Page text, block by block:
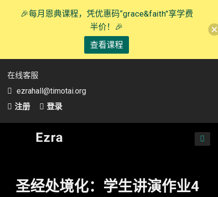
在线客服
ezrahall@timotai.org
注册
登录
圣经处境化：学生讲演作业4
🎉每月恩典课程，凭优惠码“grace&faith”享学费
半价！🎉
查看课程